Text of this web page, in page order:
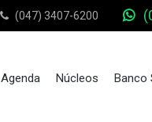
(047) 3407-6200
Agenda Núcleos Banco